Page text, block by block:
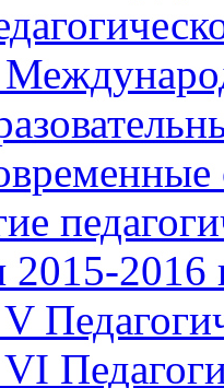
2015-2016